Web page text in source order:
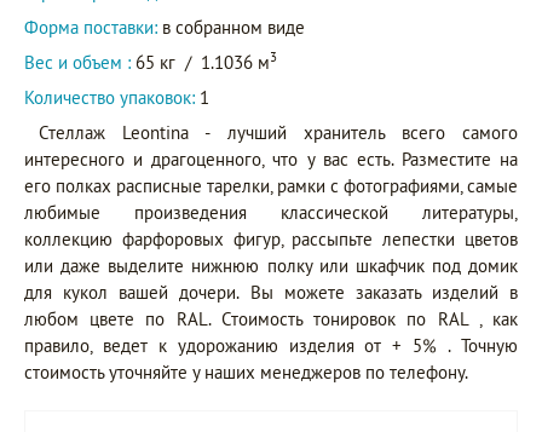
Форма поставки: в собранном виде
Вес и объем : 65 кг / 1.1036 м3
Количество упаковок: 1
Стеллаж Leontina - лучший хранитель всего самого
интересного и драгоценного, что у вас есть. Разместите на
его полках расписные тарелки, рамки с фотографиями, самые
любимые произведения классической литературы,
коллекцию фарфоровых фигур, рассыпьте лепестки цветов
или даже выделите нижнюю полку или шкафчик под домик
для кукол вашей дочери. Вы можете заказать изделий в
любом цвете по RAL. Стоимость тонировок по RAL , как
правило, ведет к удорожанию изделия от + 5% . Точную
стоимость уточняйте у наших менеджеров по телефону.